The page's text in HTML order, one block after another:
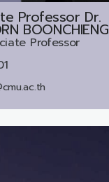
Professor Dr.
BOONCHIENG
Professor